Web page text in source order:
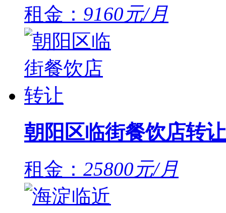
租金： 9160元/月
朝阳区临街餐饮店转让
租金： 25800元/月